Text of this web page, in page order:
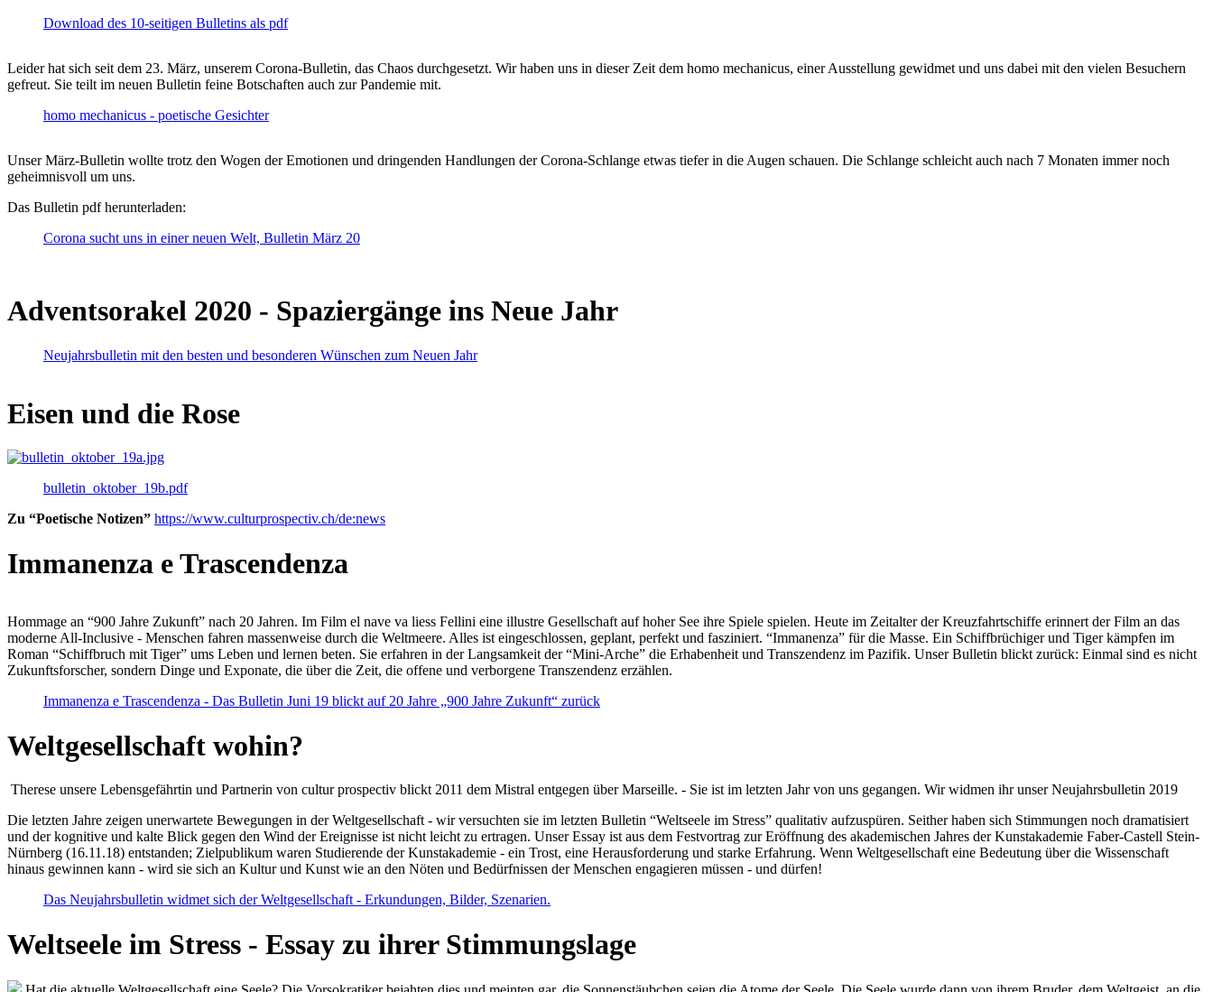
Download des 10-seitigen Bulletins als pdf
Leider hat sich seit dem 23. März, unserem Corona-Bulletin, das Chaos durchgesetzt. Wir haben uns in dieser Zeit dem homo mechanicus, einer Ausstellung gewidmet und uns dabei mit den vielen Besuchern
gefreut. Sie teilt im neuen Bulletin feine Botschaften auch zur Pandemie mit.
homo mechanicus - poetische Gesichter
Unser März-Bulletin wollte trotz den Wogen der Emotionen und dringenden Handlungen der Corona-Schlange etwas tiefer in die Augen schauen. Die Schlange schleicht auch nach 7 Monaten immer noch
geheimnisvoll um uns.
Das Bulletin pdf herunterladen:
Corona sucht uns in einer neuen Welt, Bulletin März 20
Adventsorakel 2020 - Spaziergänge ins Neue Jahr
Neujahrsbulletin mit den besten und besonderen Wünschen zum Neuen Jahr
Eisen und die Rose
bulletin_oktober_19b.pdf
Zu “Poetische Notizen” https://www.culturprospectiv.ch/de:news
Immanenza e Trascendenza
Hommage an “900 Jahre Zukunft” nach 20 Jahren. Im Film el nave va liess Fellini eine illustre Gesellschaft auf hoher See ihre Spiele spielen. Heute im Zeitalter der Kreuzfahrtschiffe erinnert der Film an das
moderne All-Inclusive - Menschen fahren massenweise durch die Weltmeere. Alles ist eingeschlossen, geplant, perfekt und fasziniert. “Immanenza” für die Masse. Ein Schiffbrüchiger und Tiger kämpfen im
Roman “Schiffbruch mit Tiger” ums Leben und lernen beten. Sie erfahren in der Langsamkeit der “Mini-Arche” die Erhabenheit und Transzendenz im Pazifik. Unser Bulletin blickt zurück: Einmal sind es nicht
Zukunftsforscher, sondern Dinge und Exponate, die über die Zeit, die offene und verborgene Transzendenz erzählen.
Immanenza e Trascendenza - Das Bulletin Juni 19 blickt auf 20 Jahre „900 Jahre Zukunft“ zurück
Weltgesellschaft wohin?
Therese unsere Lebensgefährtin und Partnerin von cultur prospectiv blickt 2011 dem Mistral entgegen über Marseille. - Sie ist im letzten Jahr von uns gegangen. Wir widmen ihr unser Neujahrsbulletin 2019
Die letzten Jahre zeigen unerwartete Bewegungen in der Weltgesellschaft - wir versuchten sie im letzten Bulletin “Weltseele im Stress” qualitativ aufzuspüren. Seither haben sich Stimmungen noch dramatisiert
und der kognitive und kalte Blick gegen den Wind der Ereignisse ist nicht leicht zu ertragen. Unser Essay ist aus dem Festvortrag zur Eröffnung des akademischen Jahres der Kunstakademie Faber-Castell Stein-
Nürnberg (16.11.18) entstanden; Zielpublikum waren Studierende der Kunstakademie - ein Trost, eine Herausforderung und starke Erfahrung. Wenn Weltgesellschaft eine Bedeutung über die Wissenschaft
hinaus gewinnen kann - wird sie sich an Kultur und Kunst wie an den Nöten und Bedürfnissen der Menschen engagieren müssen - und dürfen!
Das Neujahrsbulletin widmet sich der Weltgesellschaft - Erkundungen, Bilder, Szenarien.
Weltseele im Stress - Essay zu ihrer Stimmungslage